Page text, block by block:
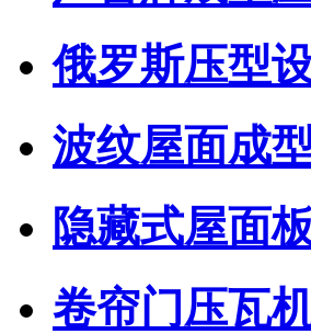
俄罗斯压型
波纹屋面成
隐藏式屋面
卷帘门压瓦